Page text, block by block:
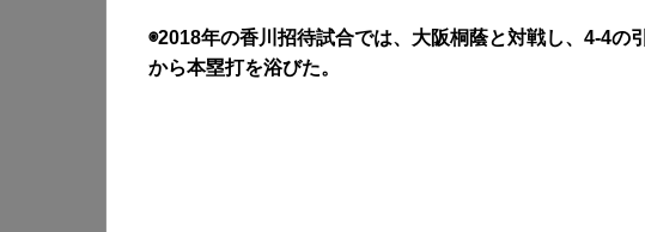
◉2018年の香川招待試合では、大阪桐蔭と対戦し、4-4の
から本塁打を浴びた。